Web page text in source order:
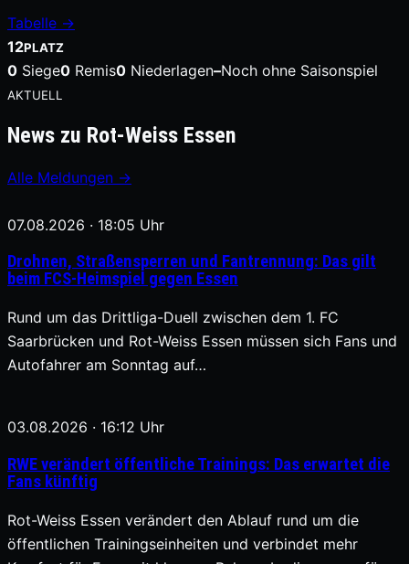
Tabelle →
12PLATZ
0 Siege0 Remis0 Niederlagen–Noch ohne Saisonspiel
AKTUELL
News zu Rot-Weiss Essen
Alle Meldungen →
07.08.2026 · 18:05 Uhr
Drohnen, Straßensperren und Fantrennung: Das gilt
beim FCS-Heimspiel gegen Essen
Rund um das Drittliga-Duell zwischen dem 1. FC
Saarbrücken und Rot-Weiss Essen müssen sich Fans und
Autofahrer am Sonntag auf…
03.08.2026 · 16:12 Uhr
RWE verändert öffentliche Trainings: Das erwartet die
Fans künftig
Rot-Weiss Essen verändert den Ablauf rund um die
öffentlichen Trainingseinheiten und verbindet mehr